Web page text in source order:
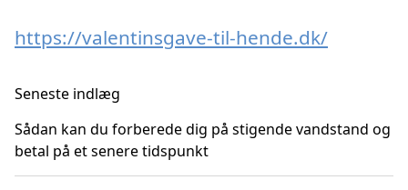
https://valentinsgave-til-hende.dk/
Seneste indlæg
Sådan kan du forberede dig på stigende vandstand og
betal på et senere tidspunkt